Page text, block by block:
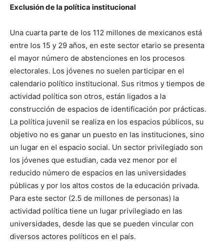
Exclusión de la política institucional
Una cuarta parte de los 112 millones de mexicanos está
entre los 15 y 29 años, en este sector etario se presenta
el mayor número de abstenciones en los procesos
electorales. Los jóvenes no suelen participar en el
calendario político institucional. Sus ritmos y tiempos de
actividad política son otros, están ligados a la
construcción de espacios de identificación por prácticas.
La política juvenil se realiza en los espacios públicos, su
objetivo no es ganar un puesto en las instituciones, sino
un lugar en el espacio social. Un sector privilegiado son
los jóvenes que estudian, cada vez menor por el
reducido número de espacios en las universidades
públicas y por los altos costos de la educación privada.
Para este sector (2.5 de millones de personas) la
actividad política tiene un lugar privilegiado en las
universidades, desde las que se pueden vincular con
diversos actores políticos en el país.